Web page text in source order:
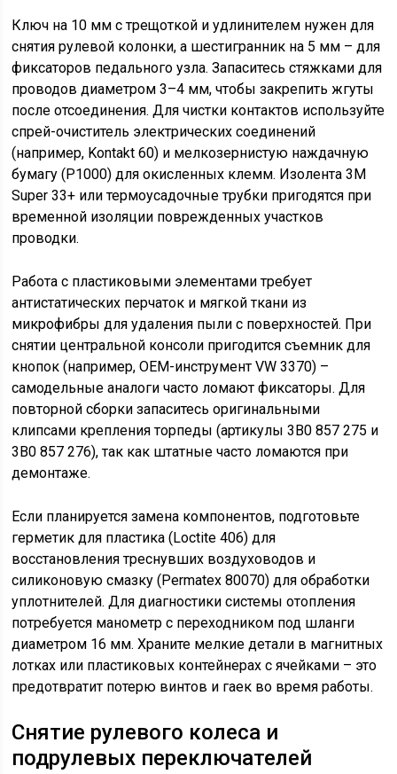
Ключ на 10 мм с трещоткой и удлинителем нужен для
снятия рулевой колонки, а шестигранник на 5 мм – для
фиксаторов педального узла. Запаситесь стяжками для
проводов диаметром 3–4 мм, чтобы закрепить жгуты
после отсоединения. Для чистки контактов используйте
спрей-очиститель электрических соединений
(например, Kontakt 60) и мелкозернистую наждачную
бумагу (P1000) для окисленных клемм. Изолента 3M
Super 33+ или термоусадочные трубки пригодятся при
временной изоляции поврежденных участков
проводки.
Работа с пластиковыми элементами требует
антистатических перчаток и мягкой ткани из
микрофибры для удаления пыли с поверхностей. При
снятии центральной консоли пригодится съемник для
кнопок (например, OEM-инструмент VW 3370) –
самодельные аналоги часто ломают фиксаторы. Для
повторной сборки запаситесь оригинальными
клипсами крепления торпеды (артикулы 3B0 857 275 и
3B0 857 276), так как штатные часто ломаются при
демонтаже.
Если планируется замена компонентов, подготовьте
герметик для пластика (Loctite 406) для
восстановления треснувших воздуховодов и
силиконовую смазку (Permatex 80070) для обработки
уплотнителей. Для диагностики системы отопления
потребуется манометр с переходником под шланги
диаметром 16 мм. Храните мелкие детали в магнитных
лотках или пластиковых контейнерах с ячейками – это
предотвратит потерю винтов и гаек во время работы.
Снятие рулевого колеса и
подрулевых переключателей